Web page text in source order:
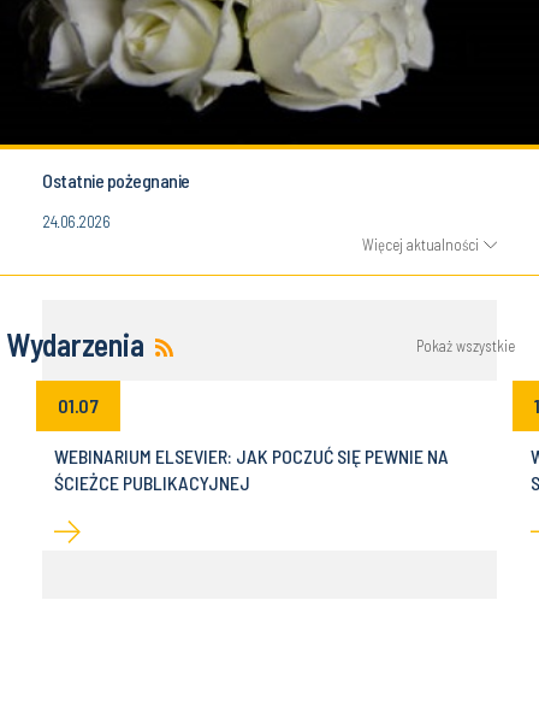
Ostatnie pożegnanie
24.06.2026
Więcej aktualności
Wydarzenia Pokaż wszystkie
01.07
WEBINARIUM ELSEVIER: JAK POCZUĆ SIĘ PEWNIE NA
ŚCIEŻCE PUBLIKACYJNEJ